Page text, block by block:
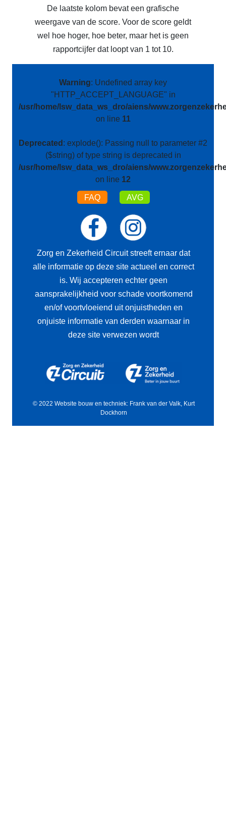
De laatste kolom bevat een grafische
weergave van de score. Voor de score geldt
wel hoe hoger, hoe beter, maar het is geen
rapportcijfer dat loopt van 1 tot 10.
Warning: Undefined array key
"HTTP_ACCEPT_LANGUAGE" in
/usr/home/lsw_data_ws_dro/aiens/
on line 11
Deprecated : explode(): Passing null to parameter #2
($string) of type string is deprecated in
/usr/home/lsw_data_ws_dro/aiens/
on line 12
FAQ AVG
Zorg en Zekerheid Circuit streeft ernaar dat
alle informatie op deze site actueel en correct
is. Wij accepteren echter geen
aansprakelijkheid voor schade voortkomend
en/of voortvloeiend uit onjuistheden en
onjuiste informatie van derden waarnaar in
deze site verwezen wordt
© 2022 Website bouw en techniek: Frank van der Valk, Kurt
Dockhorn